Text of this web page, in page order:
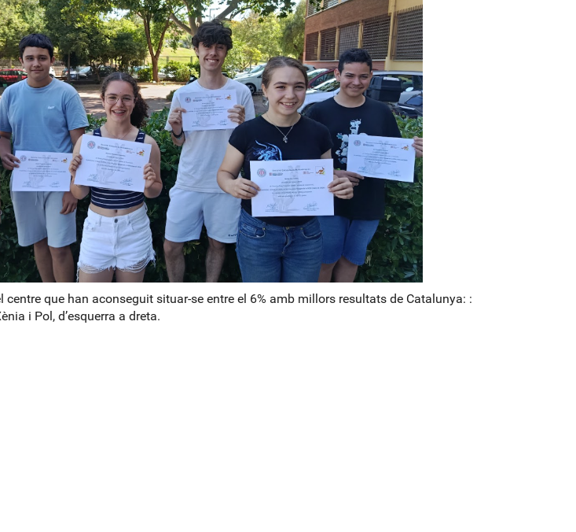
que han aconseguit situar-se entre el 6% amb millors resultats de Catalunya: :
i Pol, d’esquerra a dreta.